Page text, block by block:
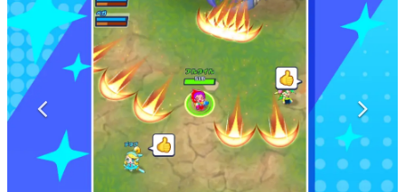
特集記事
マンガ
アプリレビュー
その他